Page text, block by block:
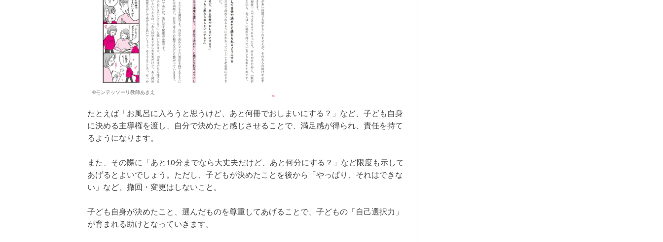
©モンテッソーリ教師あきえ
たとえば「お風呂に入ろうと思うけど、あと何冊でおしまいにする？」など、子ども自身
に決める主導権を渡し、自分で決めたと感じさせることで、満足感が得られ、責任を持て
るようになります。
また、その際に「あと10分までなら大丈夫だけど、あと何分にする？」など限度も示して
あげるとよいでしょう。ただし、子どもが決めたことを後から「やっぱり、それはできな
い」など、撤回・変更はしないこと。
子ども自身が決めたこと、選んだものを尊重してあげることで、子どもの「自己選択力」
が育まれる助けとなっていきます。